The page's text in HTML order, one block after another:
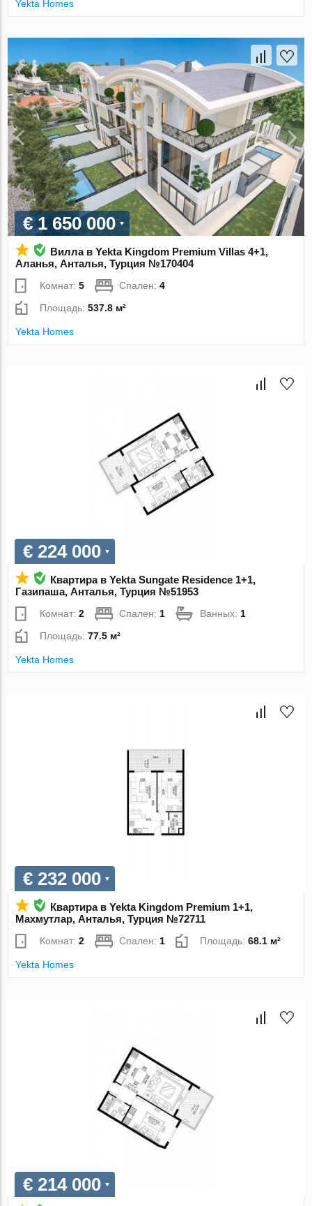
Yekta Homes
€ 1 650 000
Вилла в Yekta Kingdom Premium Villas 4+1,
Аланья, Анталья, Турция №170404
Комнат:5 Спален:4
Площадь:537.8 м²
Yekta Homes
€ 224 000
Квартира в Yekta Sungate Residence 1+1,
Газипаша, Анталья, Турция №51953
Комнат:2 Спален: 1 Ванных: 1
Площадь:77.5 м²
Yekta Homes
€ 232 000
Квартира в Yekta Kingdom Premium 1+1,
Махмутлар, Анталья, Турция №72711
Комнат:2 Спален:1 Площадь:68.1 м²
Yekta Homes
€ 214 000